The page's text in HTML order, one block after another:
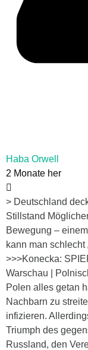
Haba Orwell
2 Monate her
> Deutschland
Stillstand
Bewegung –
kann man schlecht
>>>Konecka:
Warschau |
Polen alles getan
Nachbarn zu
infizieren.
Triumph des
Russland, den